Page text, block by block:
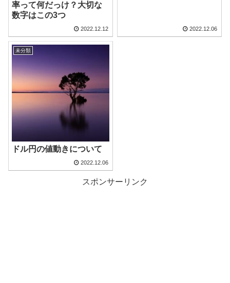
率って何だっけ？大切な
数字はこの3つ
2022.12.12 2022.12.06
未分類
ドル円の値動きについて
2022.12.06
スポンサーリンク